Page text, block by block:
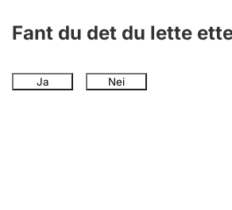
Fant du det du lette
Ja Nei